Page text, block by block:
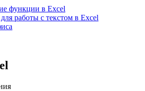
функции в Excel
работы с текстом в Excel